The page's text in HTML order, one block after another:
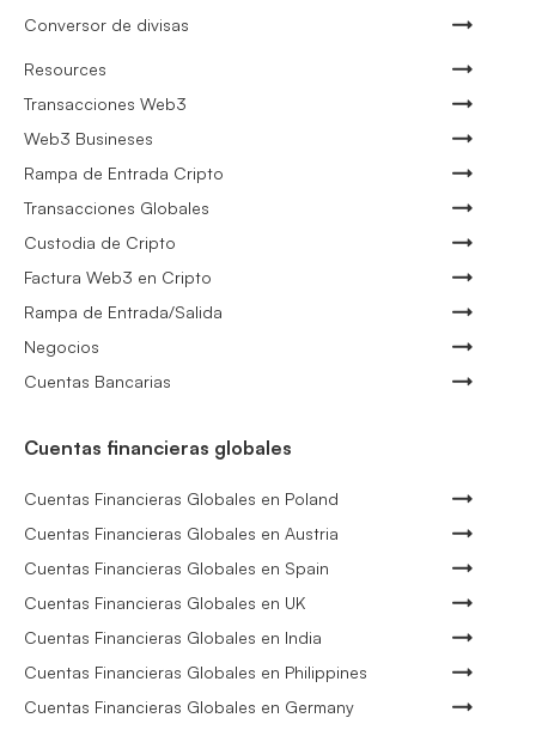
Conversor de divisas
Resources
Transacciones Web3
Web3 Busineses
Rampa de Entrada Cripto
Transacciones Globales
Custodia de Cripto
Factura Web3 en Cripto
Rampa de Entrada/Salida
Negocios
Cuentas Bancarias
Cuentas financieras globales
Cuentas Financieras Globales en Poland
Cuentas Financieras Globales en Austria
Cuentas Financieras Globales en Spain
Cuentas Financieras Globales en UK
Cuentas Financieras Globales en India
Cuentas Financieras Globales en Philippines
Cuentas Financieras Globales en Germany